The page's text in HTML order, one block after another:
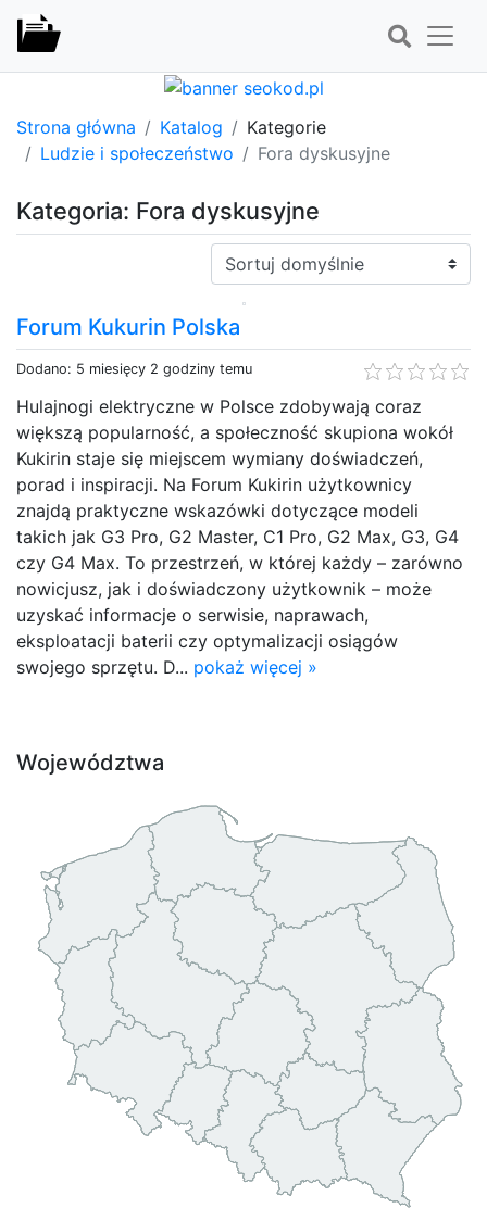
Strona główna Katalog
Kategorie
Ludzie i społeczeństwo
Fora dyskusyjne
Kategoria: Fora dyskusyjne
Sortuj:
Forum Kukurin Polska
Dodano: 5 miesięcy 2 godziny temu
Hulajnogi elektryczne w Polsce zdobywają coraz
większą popularność, a społeczność skupiona wokół
Kukirin staje się miejscem wymiany doświadczeń,
porad i inspiracji. Na Forum Kukirin użytkownicy
znajdą praktyczne wskazówki dotyczące modeli
takich jak G3 Pro, G2 Master, C1 Pro, G2 Max, G3, G4
czy G4 Max. To przestrzeń, w której każdy – zarówno
nowicjusz, jak i doświadczony użytkownik – może
uzyskać informacje o serwisie, naprawach,
eksploatacji baterii czy optymalizacji osiągów
swojego sprzętu. D... pokaż więcej »
Województwa